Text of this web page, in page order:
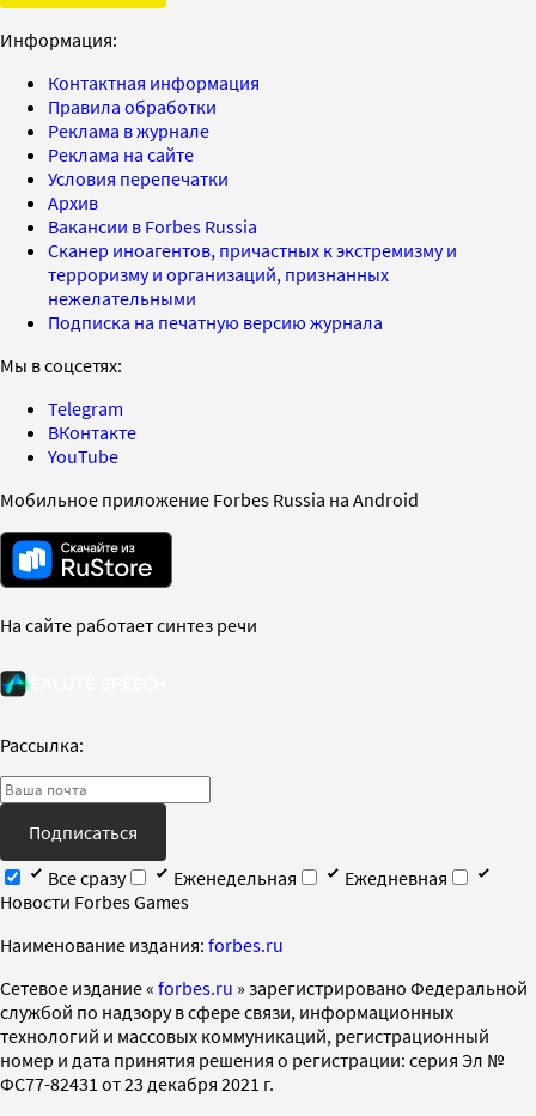
Информация:
Контактная информация
Правила обработки
Реклама в журнале
Реклама на сайте
Условия перепечатки
Архив
Вакансии в Forbes Russia
Сканер иноагентов, причастных к экстремизму и
терроризму и организаций, признанных
нежелательными
Подписка на печатную версию журнала
Мы в соцсетях:
Telegram
ВКонтакте
YouTube
Мобильное приложение Forbes Russia на Android
На сайте работает синтез речи
Рассылка:
Подписаться
Все сразу
Еженедельная
Ежедневная
Новости Forbes Games
Наименование издания: forbes.ru
Cетевое издание « forbes.ru » зарегистрировано Федеральной
службой по надзору в сфере связи, информационных
технологий и массовых коммуникаций, регистрационный
номер и дата принятия решения о регистрации: серия Эл №
ФС77-82431 от 23 декабря 2021 г.